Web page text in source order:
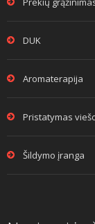
DUK
Aromaterapija
Pristatymas
Šildymo įranga